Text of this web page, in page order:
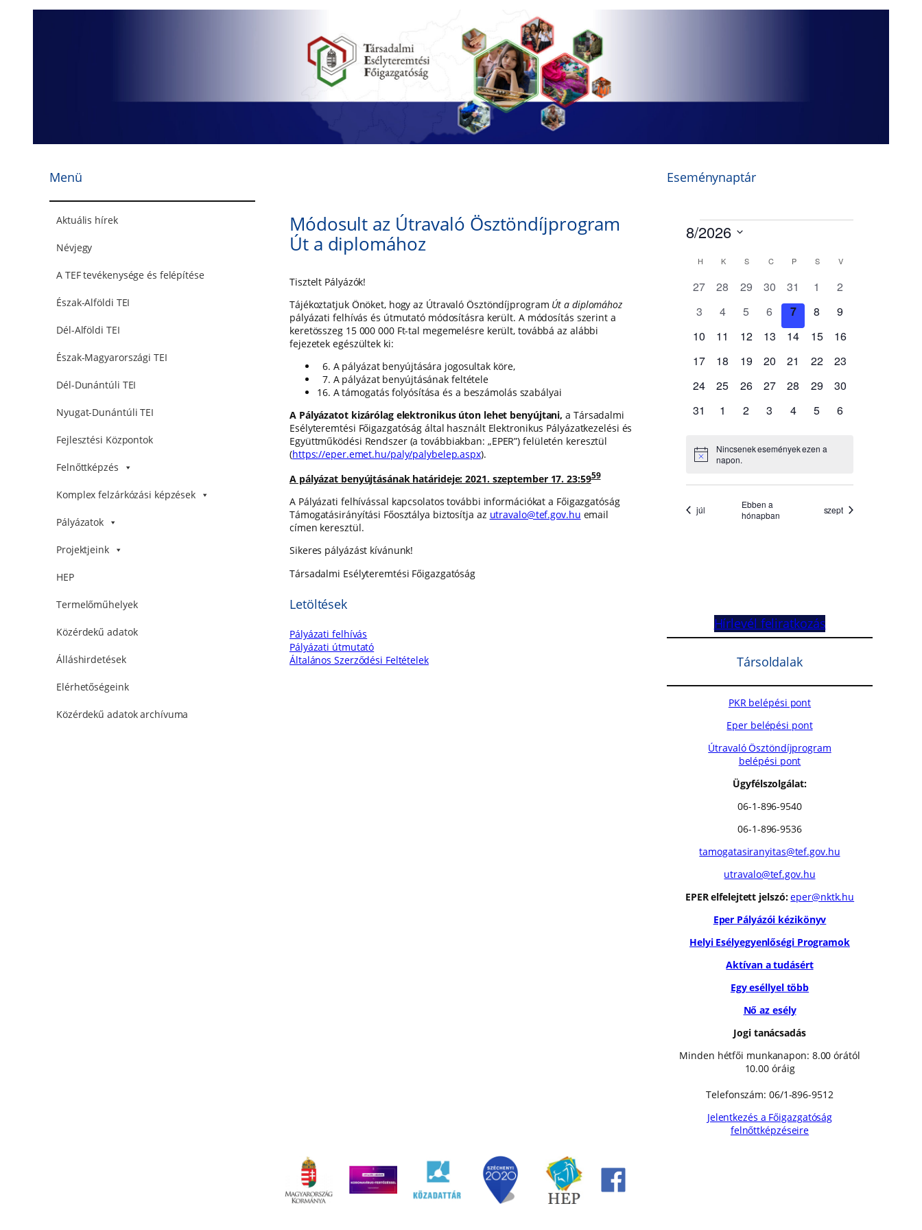
Menü
Aktuális hírek
Névjegy
A TEF tevékenysége és felépítése
Észak-Alföldi TEI
Dél-Alföldi TEI
Észak-Magyarországi TEI
Dél-Dunántúli TEI
Nyugat-Dunántúli TEI
Fejlesztési Központok
Felnőttképzés
Komplex felzárkózási képzések
Pályázatok
Projektjeink
HEP
Termelőműhelyek
Közérdekű adatok
Álláshirdetések
Elérhetőségeink
Közérdekű adatok archívuma
Módosult az Útravaló Ösztöndíjprogram
Út a diplomához
Tisztelt Pályázók!
Tájékoztatjuk Önöket, hogy az Útravaló Ösztöndíjprogram Út a diplomához
pályázati felhívás és útmutató módosításra került. A módosítás szerint a
keretösszeg 15 000 000 Ft-tal megemelésre került, továbbá az alábbi
fejezetek egészültek ki:
6. A pályázat benyújtására jogosultak köre,
7. A pályázat benyújtásának feltétele
16. A támogatás folyósítása és a beszámolás szabályai
A Pályázatot kizárólag elektronikus úton lehet benyújtani, a Társadalmi
Esélyteremtési Főigazgatóság által használt Elektronikus Pályázatkezelési és
Együttműködési Rendszer (a továbbiakban: „EPER”) felületén keresztül
(https://eper.emet.hu/paly/palybelep.aspx).
A pályázat benyújtásának határideje: 2021. szeptember 17. 23:5959
A Pályázati felhívással kapcsolatos további információkat a Főigazgatóság
Támogatásirányítási Főosztálya biztosítja az utravalo@tef.gov.hu email
címen keresztül.
Sikeres pályázást kívánunk!
Társadalmi Esélyteremtési Főigazgatóság
Letöltések
Pályázati felhívás
Pályázati útmutató
Általános Szerződési Feltételek
Eseménynaptár
Hírlevél feliratkozás
Társoldalak
PKR belépési pont
Eper belépési pont
Útravaló Ösztöndíjprogram
belépési pont
Ügyfélszolgálat:
06-1-896-9540
06-1-896-9536
tamogatasiranyitas@tef.gov.hu
utravalo@tef.gov.hu
EPER elfelejtett jelszó: eper@nktk.hu
Eper Pályázói kézikönyv
Helyi Esélyegyenlőségi Programok
Aktívan a tudásért
Egy eséllyel több
Nő az esély
Jogi tanácsadás
Minden hétfői munkanapon: 8.00 órától
10.00 óráig
Telefonszám: 06/1-896-9512
Jelentkezés a Főigazgatóság
felnőttképzéseire